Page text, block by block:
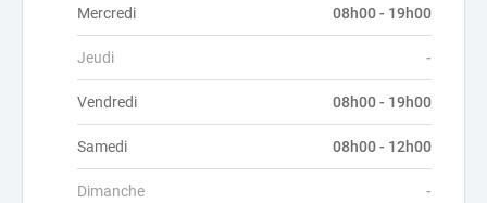
Mercredi 08h00 - 19h00
Jeudi -
Vendredi 08h00 - 19h00
Samedi 08h00 - 12h00
Dimanche -